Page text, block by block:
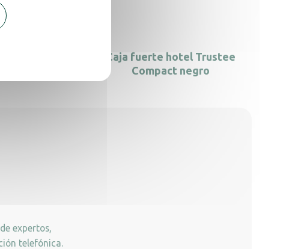
apertura
Caja fuerte hotel Trustee
Compact negro
expertos,
telefónica.